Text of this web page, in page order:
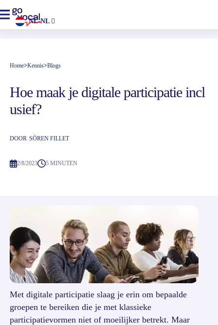
NL-NL
Home>Kennis>Blogs
Hoe maak je digitale participatie incl
usief?
DOOR SÖREN FILLET
2/8/2023 5 MINUTEN
Met digitale participatie slaag je erin om bepaalde
groepen te bereiken die je met klassieke
participatievormen niet of moeilijker betrekt. Maar